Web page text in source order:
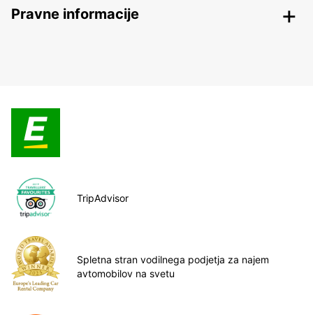
Pravne informacije
TripAdvisor
Spletna stran vodilnega podjetja za najem
avtomobilov na svetu